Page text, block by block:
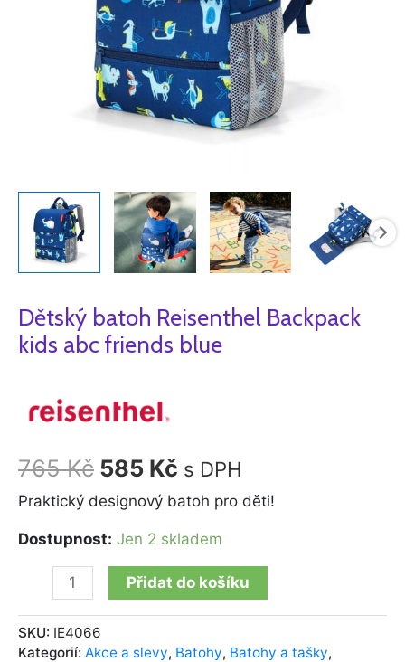
Dětský batoh Reisenthel Backpack
kids abc friends blue
765Kč 585 Kč s DPH
Praktický designový batoh pro děti!
Dostupnost: Jen 2 skladem
Přidat do košíku
SKU: IE4066
Kategorií: Akce a slevy, Batohy, Batohy a tašky,